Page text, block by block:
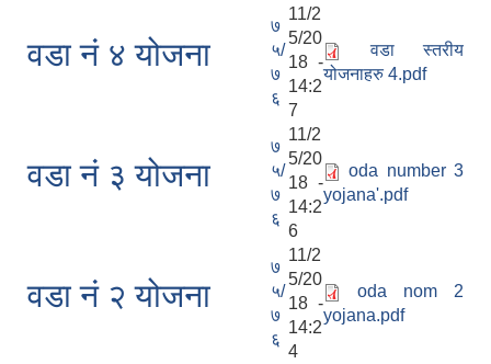
वडा नं ४ योजना
७
५/
७
६
11/2
5/20
18 -
14:2
7
वडा स्तरीय
योजनाहरु 4.pdf
वडा नं ३ योजना
७
५/
७
६
11/2
5/20
18 -
14:2
6
oda number 3
yojana'.pdf
वडा नं २ योजना
७
५/
७
६
11/2
5/20
18 -
14:2
4
oda nom 2
yojana.pdf